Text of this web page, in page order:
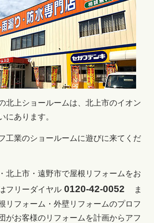
北上ショールームは、北上市のイオン
にあります。
工業のショールームに遊びに来てくだ
北上市・遠野市で屋根リフォームをお
フリーダイヤル 0120-42-0052
ま
リフォーム・外壁リフォームのプロフ
がお客様のリフォームを計画からアフ